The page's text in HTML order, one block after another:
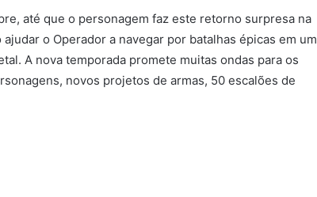
até que o personagem faz este retorno surpresa na
o Operador a navegar por batalhas épicas em um
A nova temporada promete muitas ondas para os
novos projetos de armas, 50 escalões de